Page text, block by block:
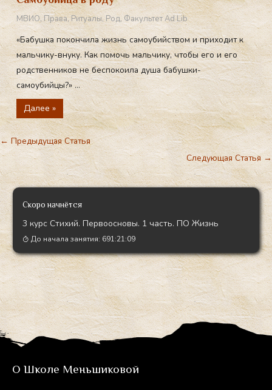
МВИО,Права,Ритуалы,Род,Факультет Ad Lib
«Бабушка покончила жизнь самоубийством и приходит к
мальчику-внуку. Как помочь мальчику, чтобы его и его
родственников не беспокоила душа бабушки-
самоубийцы?» ...
Далее »
←Предыдущая Статья
Следующая Статья →
Скоро начнётся
3 курс Стихий. Первоосновы. 1 часть. ПО Жизнь
До начала занятия: 691:21:07
О Школе Меньшиковой